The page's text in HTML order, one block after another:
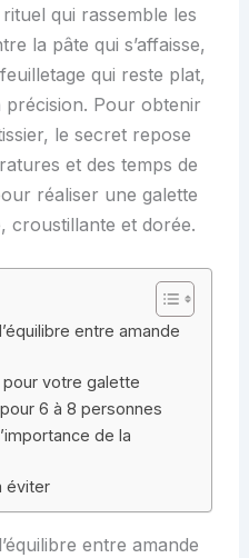
qui rassemble les
la pâte qui s’affaisse,
qui reste plat,
précision. Pour obtenir
le secret repose
et des temps de
réaliser une galette
croustillante et dorée.
entre amande
votre galette
6 à 8 personnes
de la
éviter
entre amande